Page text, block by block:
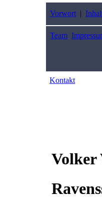
Vorwort |
Team
Kontakt
Volker